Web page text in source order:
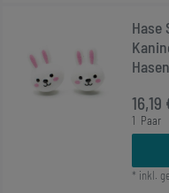
Hase
16,19
1 Paar
* inkl.